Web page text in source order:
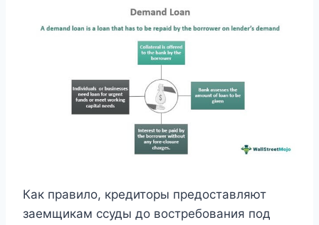
Как правило, кредиторы предоставляют
заемщикам ссуды до востребования под